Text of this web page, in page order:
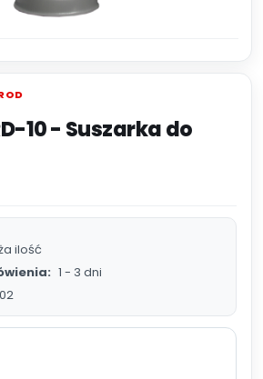
10 - Suszarka do
ilość
1 - 3 dni